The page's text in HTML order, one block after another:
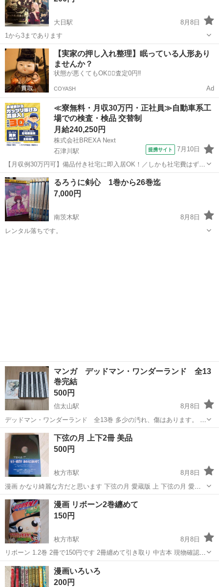
大日駅
8月8日
1から3まであります
大阪 守口市 大日駅 マンガ、コミック、アニメ
ヴィクトリア
【実家の押し入れ整理】眠っている人形あり
ませんか？
状態が悪くてもOK🙆‍♀️査定0円‼️
COYASH Ad
≪寮無料・月収30万円・正社員≫自動車系工
場での検査・検品 交替制
月給240,250円
株式会社BREXA Next
石津川駅
提携サイト 7月10日
【月収例30万円可】備品付き社宅に即入居OK！／しかも社宅費はずっ
と無料♪／トラクタ本体の製造／資格経験不問★異業種からの転職活躍
中！／赴任旅費会社負担／工場まで無料送迎あり◎《大阪府堺市》 人
気の工場のお仕事 ◇トラクタ...
大阪 堺市 石津川駅 その他
るろうに剣心 1巻から26巻迄
7,000円
南茨木駅
8月8日
レンタル落ちです。
マンガ デッドマン・ワンダーランド 全13
巻完結
500円
信太山駅
8月8日
デッドマン・ワンダーランド 全13巻 多少の汚れ、傷はあります。 破
れはございません。 なにかありましたらお気軽にお問い合わせくださ
い。
大阪 泉大津市 信太山駅 マンガ、コミック、アニメ
マンガ
下弦の月 上下2冊 美品
500円
枚方市駅
8月8日
漫画 かなり綺麗な方だと思います 下弦の月 愛蔵版 上 下弦の月 愛蔵
版 下 2冊纏めて引き取り 中古本 現物確認後ノークレームノーリター
ンでお願い致します 現金のみ
大阪 枚方市 枚方市駅 マンガ、コミック、アニメ
漫画 リボーン2巻纏めて
150円
枚方市駅
8月8日
リボーン 1.2巻 2冊で150円です 2冊纏めて引き取り 中古本 現物確認後
ノークレームノーリターンでお願い致します 現金のみ
大阪 枚方市 枚方市駅
漫画いろいろ
200円